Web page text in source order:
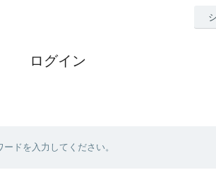
ログイン
ドを入力してください。